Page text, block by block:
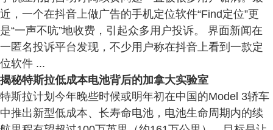
近，一个在抖音上做广告的手机定位软件“Find定位”更
是“一声不吭”地收费，引起众多用户投诉。 界面新闻在
一匿名投诉平台发现，不少用户称在抖音上看到一款定
位软件 ...
揭秘特斯拉低成本电池背后的加拿大实验室
特斯拉计划今年晚些时候或明年初在中国的Model 3轿车
中推出新型低成本、长寿命电池，电池生命周期内的续